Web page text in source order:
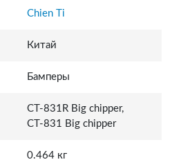
Chien Ti
Китай
Бамперы
CT-831R Big chipper,
СТ-831 Big chipper
0.464 кг